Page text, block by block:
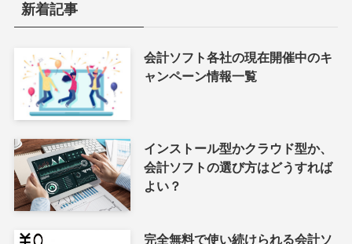
新着記事
会計ソフト各社の現在開催中のキ
ャンペーン情報一覧
インストール型かクラウド型か、
会計ソフトの選び方はどうすれば
よい？
完全無料で使い続けられる会計ソ